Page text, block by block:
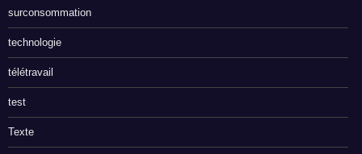
surconsommation
technologie
télétravail
test
Texte